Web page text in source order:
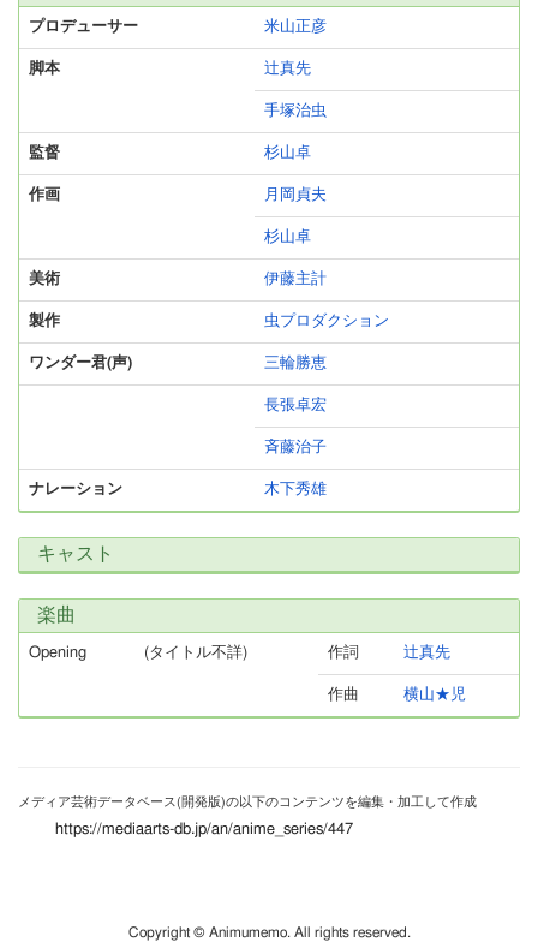
プロデューサー 米山正彦
脚本 辻真先
手塚治虫
監督 杉山卓
作画 月岡貞夫
杉山卓
美術 伊藤主計
製作 虫プロダクション
ワンダー君(声) 三輪勝恵
長張卓宏
斉藤治子
ナレーション 木下秀雄
キャスト
楽曲
Opening (タイトル不詳) 作詞 辻真先
作曲 横山★児
メディア芸術データベース(開発版)の以下のコンテンツを編集・加工して作成
https://mediaarts-db.jp/an/anime_series/447
Copyright © Animumemo. All rights reserved.